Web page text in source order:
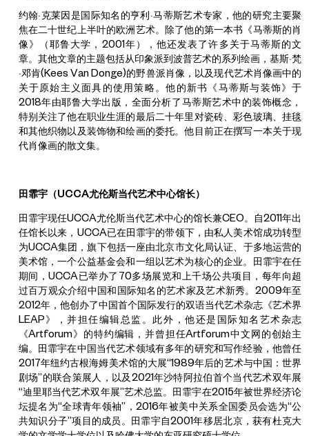
约翰·克莱因是国际知名的亨利·马蒂斯艺术专家，他的研究主要聚
焦在二十世纪上半叶的欧洲艺术。除了他的第一本书《马蒂斯的肖
像》（耶鲁大学，2001年），他还发表了许多关于马蒂斯的文
章。其他文章的主题包括从印象派到波普艺术的系列绘画，基斯·梵
·邓肯(Kees Van Donge)的野兽派肖像，以及现代艺术肖像画中的
关于原始主义面具的使用策略。他的新书《马蒂斯与装饰》于
2018年由耶鲁大学出版，全面分析了马蒂斯艺术中的装饰概念，
特别关注了他在职业生涯的最后二十年里对瓷砖、彩色玻璃、挂毯
和其他织物以及装饰物和绘画的委托。他目前正在撰写一本关于现
代肖像画的散文集。
田霏宇（UCCA尤伦斯当代艺术中心馆长）
田霏宇现任UCCA尤伦斯当代艺术中心的馆长兼CEO。自2011年出
任馆长以来，UCCA已在田霏宇的带领下，由私人美术馆成功转型
为UCCA集团，旗下包括一座由北京市文化局认证、于多地运营的
美术馆，一个公益基金会和一组以艺术为核心的企业。田霏宇在任
期间，UCCA已举办了70多场展览和上千场公共项目，每年向超
过百万观众介绍中国和国际知名的艺术家及艺术新秀。2009年至
2012年，他创办了中国首个国际发行的双语当代艺术杂志《艺术界
LEAP》，并担任编辑总监。此外，他还是国际知名艺术杂志
《Artforum》的特约编辑，并曾担任Artforum中文网的创始主
编。田霏宇在中国当代艺术领域有多年的研究和写作经验，他曾任
2017年纽约古根海姆美术馆的大展“1989年后的艺术与中国：世界
剧场”的联合策展人，以及2021年沙特阿拉伯首个当代艺术双年展
“迪里耶当代艺术双年展”艺术总监。田霏宇在2015年被世界经济论
坛提名为“全球青年领袖”，2016年被美中关系全国委员会选为“公
共知识分子”项目的成员。田霏宇自2001年移居北京，获有杜克大